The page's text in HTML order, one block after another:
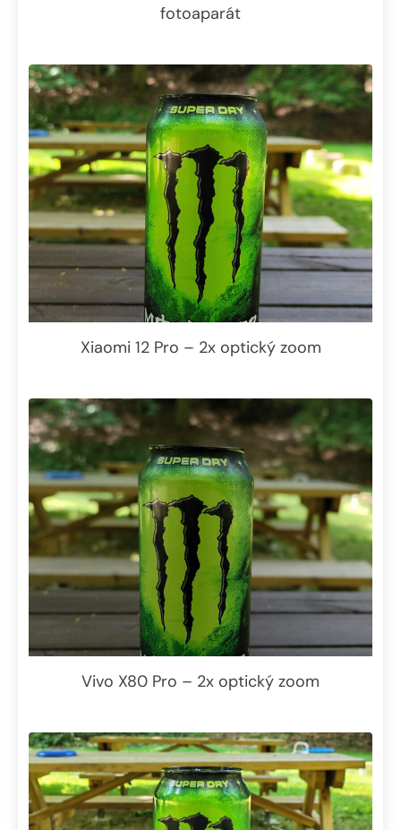
fotoaparát
Xiaomi 12 Pro – 2x optický zoom
Vivo X80 Pro – 2x optický zoom